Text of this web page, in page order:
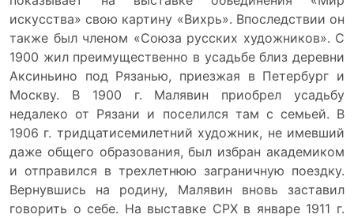
искусства» свою картину «Вихрь». Впоследствии он
также был членом «Союза русских художников». С
1900 жил преимущественно в усадьбе близ деревни
Аксиньино под Рязанью, приезжая в Петербург и
Москву. В 1900 г. Малявин приобрел усадьбу
недалеко от Рязани и поселился там с семьей. В
1906 г. тридцатисемилетний художник, не имевший
даже общего образования, был избран академиком
и отправился в трехлетнюю заграничную поездку.
Вернувшись на родину, Малявин вновь заставил
говорить о себе. На выставке СРХ в январе 1911 г.